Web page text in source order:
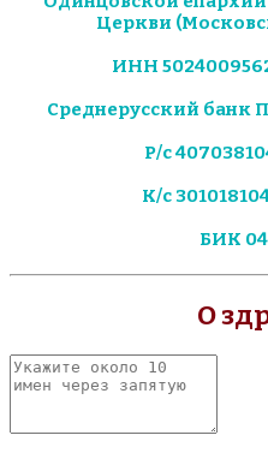
Церкви
ИНН
Среднерусский банк
Р/с
К/с
БИК
О
Укажите
около
имен